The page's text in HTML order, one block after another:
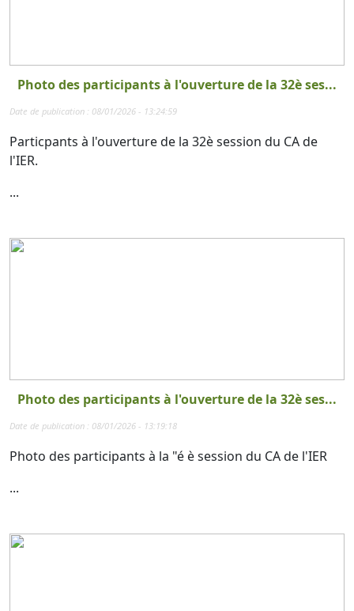
Photo des participants à l'ouverture de la 32è ses...
Date de publication : 08/01/2026 - 13:24:59
Particpants à l'ouverture de la 32è session du CA de
l'IER.
...
Photo des participants à l'ouverture de la 32è ses...
Date de publication : 08/01/2026 - 13:19:18
Photo des participants à la "é è session du CA de l'IER
...